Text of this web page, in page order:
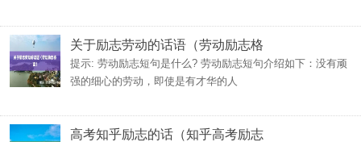
关于励志劳动的话语（劳动励志格
提示: 劳动励志短句是什么? 劳动励志短句介绍如下：没有顽
强的细心的劳动，即使是有才华的人
高考知乎励志的话（知乎高考励志